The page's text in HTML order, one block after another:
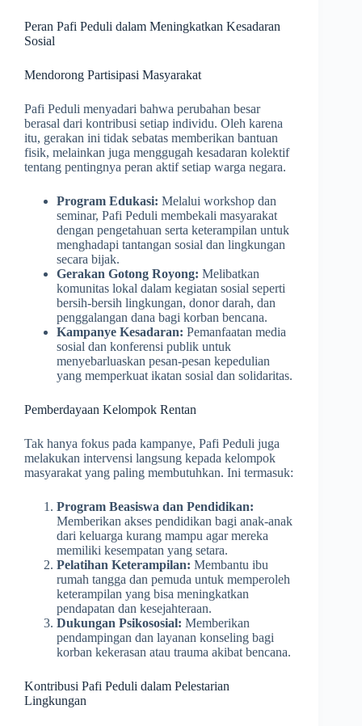
Peran Pafi Peduli dalam Meningkatkan Kesadaran
Sosial
Mendorong Partisipasi Masyarakat
Pafi Peduli menyadari bahwa perubahan besar
berasal dari kontribusi setiap individu. Oleh karena
itu, gerakan ini tidak sebatas memberikan bantuan
fisik, melainkan juga menggugah kesadaran kolektif
tentang pentingnya peran aktif setiap warga negara.
Program Edukasi: Melalui workshop dan
seminar, Pafi Peduli membekali masyarakat
dengan pengetahuan serta keterampilan untuk
menghadapi tantangan sosial dan lingkungan
secara bijak.
Gerakan Gotong Royong: Melibatkan
komunitas lokal dalam kegiatan sosial seperti
bersih-bersih lingkungan, donor darah, dan
penggalangan dana bagi korban bencana.
Kampanye Kesadaran: Pemanfaatan media
sosial dan konferensi publik untuk
menyebarluaskan pesan-pesan kepedulian
yang memperkuat ikatan sosial dan solidaritas.
Pemberdayaan Kelompok Rentan
Tak hanya fokus pada kampanye, Pafi Peduli juga
melakukan intervensi langsung kepada kelompok
masyarakat yang paling membutuhkan. Ini termasuk:
Program Beasiswa dan Pendidikan:
Memberikan akses pendidikan bagi anak-anak
dari keluarga kurang mampu agar mereka
memiliki kesempatan yang setara.
Pelatihan Keterampilan: Membantu ibu
rumah tangga dan pemuda untuk memperoleh
keterampilan yang bisa meningkatkan
pendapatan dan kesejahteraan.
Dukungan Psikososial: Memberikan
pendampingan dan layanan konseling bagi
korban kekerasan atau trauma akibat bencana.
Kontribusi Pafi Peduli dalam Pelestarian
Lingkungan